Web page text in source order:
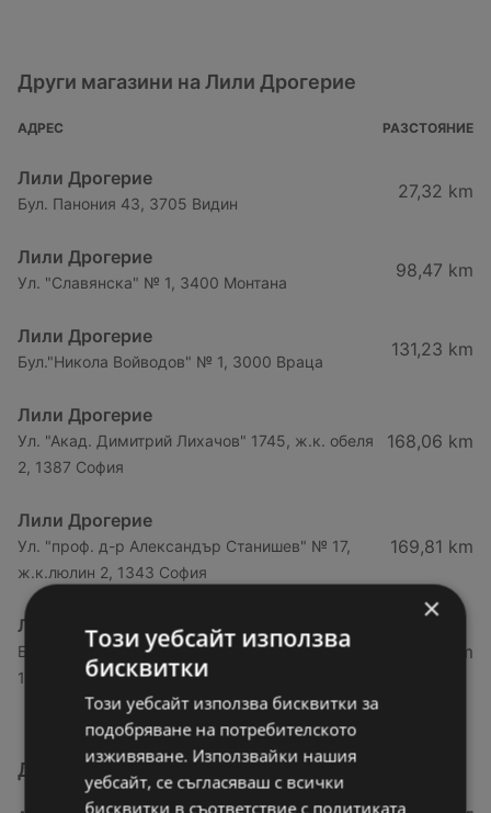
Други магазини на Лили Дрогерие
АДРЕС РАЗСТОЯНИЕ
Лили Дрогерие
Бул. Панония 43, 3705 Видин
27,32 km
Лили Дрогерие
Ул. "Славянска" № 1, 3400 Монтана
98,47 km
Лили Дрогерие
Бул."Никола Войводов" № 1, 3000 Враца
131,23 km
Лили Дрогерие
Ул. "Акад. Димитрий Лихачов" 1745, ж.к. обеля
2, 1387 София
168,06 km
Лили Дрогерие
Ул. "проф. д-р Александър Станишев" № 17,
ж.к.люлин 2, 1343 София
169,81 km
Лили Дрогерие
Бул."Генерал Никола Жеков" до бл. 12 (цба),
1231 София
169,9 km
Други магазини от категория Козметика
×
Този уебсайт използва
бисквитки
Този уебсайт използва бисквитки за
подобряване на потребителското
изживяване. Използвайки нашия
уебсайт, се съгласяваш с всички
бисквитки в съответствие с политиката